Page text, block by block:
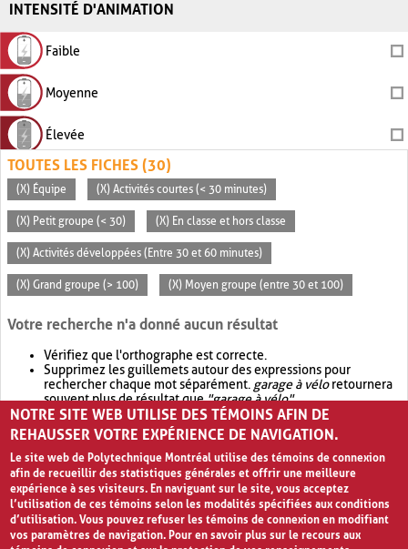
INTENSITÉ D'ANIMATION
Faible
Moyenne
Élevée
TOUTES LES FICHES (30)
(X) Équipe (X) Activités courtes (< 30 minutes)
(X) Petit groupe (< 30) (X) En classe et hors classe
(X) Activités développées (Entre 30 et 60 minutes)
(X) Grand groupe (> 100) (X) Moyen groupe (entre 30 et 100)
Votre recherche n'a donné aucun résultat
Vérifiez que l'orthographe est correcte.
Supprimez les guillemets autour des expressions pour
rechercher chaque mot séparément. garage à véloretournera
souvent plus de résultat que"garage à vélo".
Envisagez d'élargir votre recherche avec OR.garage OR vélo
retournera souvent plus de résultat quegarage à vélo
NOTRE SITE WEB UTILISE DES TÉMOINS AFIN DE
REHAUSSER VOTRE EXPÉRIENCE DE NAVIGATION.
Le site web de Polytechnique Montréal utilise des témoins de connexion
afin de recueillir des statistiques générales et offrir une meilleure
expérience à ses visiteurs. En naviguant sur le site, vous acceptez
l’utilisation de ces témoins selon les modalités spécifiées aux conditions
d’utilisation. Vous pouvez refuser les témoins de connexion en modifiant
vos paramètres de navigation. Pour en savoir plus sur le recours aux